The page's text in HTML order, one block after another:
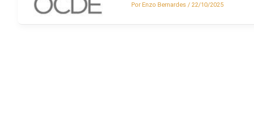
PorEnzo Bernardes / 22/10/2025